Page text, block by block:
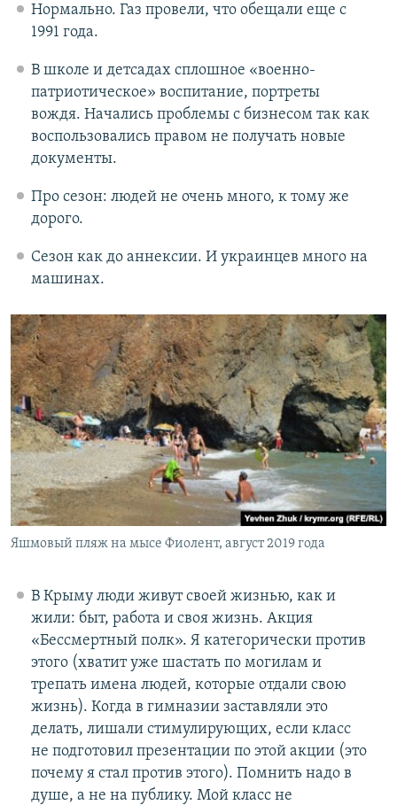
Нормально. Газ провели, что обещали еще с
1991 года.
В школе и детсадах сплошное «военно-
патриотическое» воспитание, портреты
вождя. Начались проблемы с бизнесом так как
воспользовались правом не получать новые
документы.
Про сезон: людей не очень много, к тому же
дорого.
Сезон как до аннексии. И украинцев много на
машинах.
Яшмовый пляж на мысе Фиолент, август 2019 года
В Крыму люди живут своей жизнью, как и
жили: быт, работа и своя жизнь. Акция
«Бессмертный полк». Я категорически против
этого (хватит уже шастать по могилам и
трепать имена людей, которые отдали свою
жизнь). Когда в гимназии заставляли это
делать, лишали стимулирующих, если класс
не подготовил презентации по этой акции (это
почему я стал против этого). Помнить надо в
душе, а не на публику. Мой класс не